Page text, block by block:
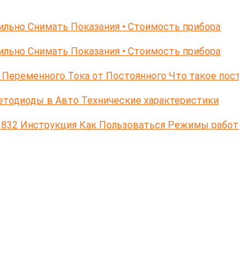
Снимать Показания • Стоимость прибора
Снимать Показания • Стоимость прибора
Тока от Постоянного Что такое
в Авто Технические характеристики
Инструкция Как Пользоваться Режимы